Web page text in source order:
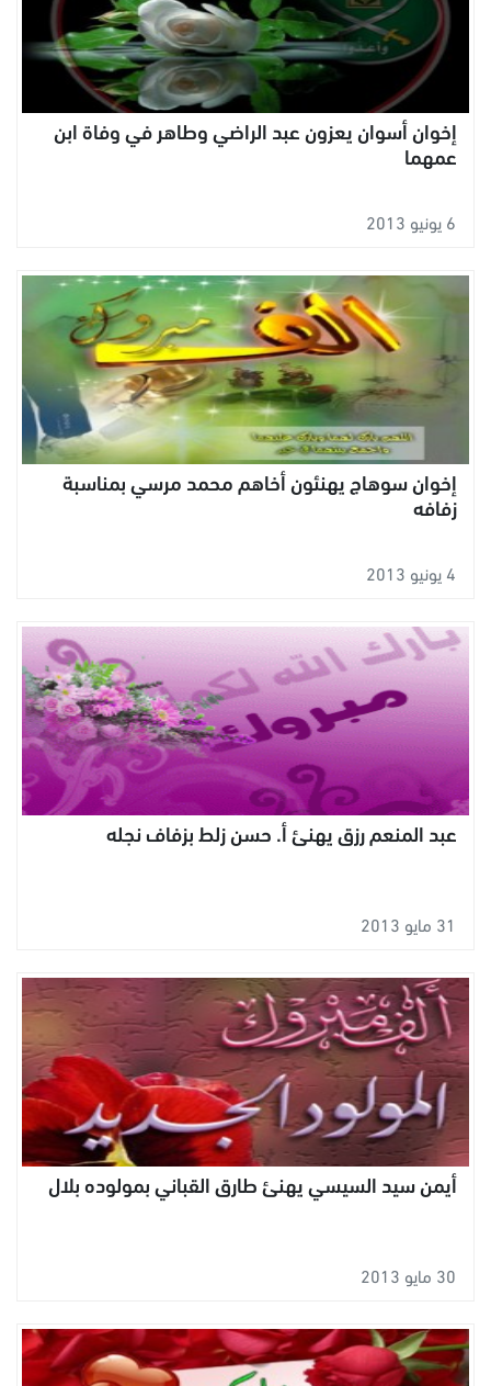
إخوان أسوان يعزون عبد الراضي وطاهر في وفاة ابن
عمهما
6 يونيو 2013
إخوان سوهاج يهنئون أخاهم محمد مرسي بمناسبة
زفافه
4 يونيو 2013
عبد المنعم رزق يهنئ أ. حسن زلط بزفاف نجله
31 مايو 2013
أيمن سيد السيسي يهنئ طارق القباني بمولوده بلال
30 مايو 2013